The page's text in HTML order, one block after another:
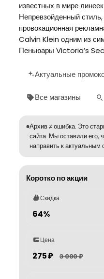
известных в мире
Непревзойденный
провокационная
Calvin Klein одним из
Пеньюары Victoria’s
Актуальные
Все магазины
Архив ≠ ошибка. Это
сайта. Мы оставили его,
направить к актуальным
Коротко по акции
Скидка
64%
Цена
275 ₽ 3 000 ₽